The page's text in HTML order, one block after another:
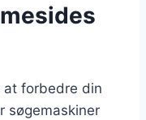
at forbedre din
søgemaskiner